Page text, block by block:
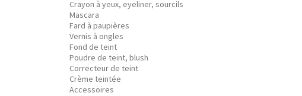
Crayon à yeux, eyeliner, sourcils
Mascara
Fard à paupières
Vernis à ongles
Fond de teint
Poudre de teint, blush
Correcteur de teint
Crème teintée
Accessoires